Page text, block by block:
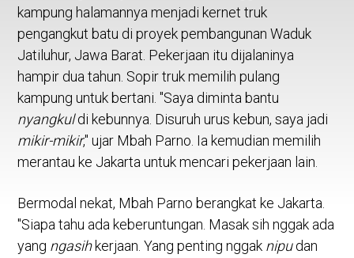
kampung halamannya menjadi kernet truk
pengangkut batu di proyek pembangunan Waduk
Jatiluhur, Jawa Barat. Pekerjaan itu dijalaninya
hampir dua tahun. Sopir truk memilih pulang
kampung untuk bertani. "Saya diminta bantu
nyangkuldi kebunnya. Disuruh urus kebun, saya jadi
mikir-mikir," ujar Mbah Parno. Ia kemudian memilih
merantau ke Jakarta untuk mencari pekerjaan lain.
Bermodal nekat, Mbah Parno berangkat ke Jakarta.
"Siapa tahu ada keberuntungan. Masak sih nggak ada
yang ngasih kerjaan. Yang penting nggak nipudan